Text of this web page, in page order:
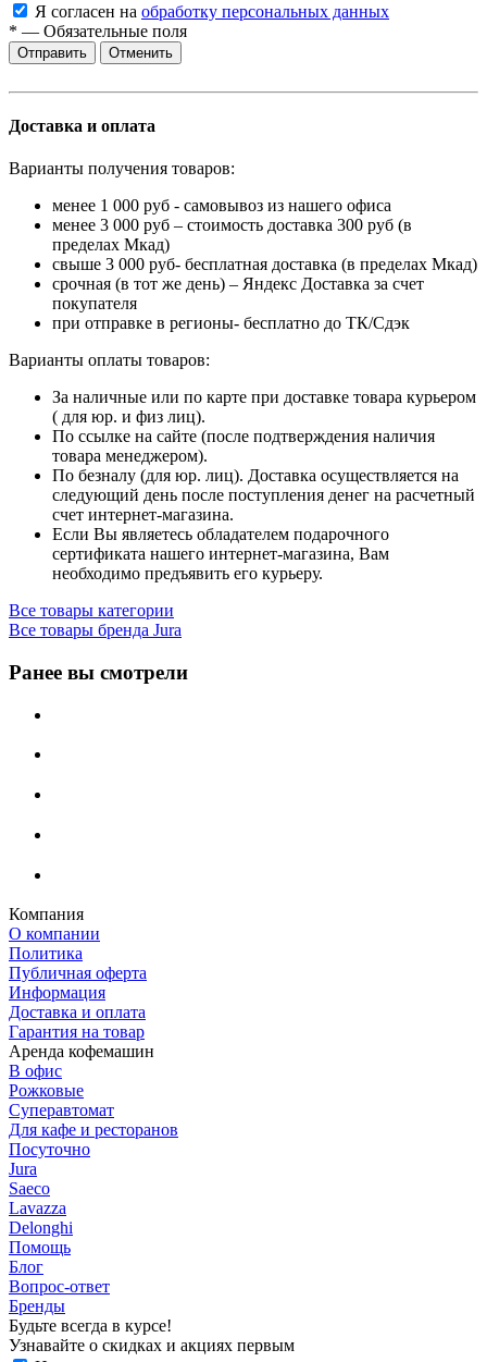
Я согласен на обработку персональных данных
* — Обязательные поля
Отменить
Доставка и оплата
Варианты получения товаров:
менее 1 000 руб - самовывоз из нашего офиса
менее 3 000 руб – стоимость доставка 300 руб (в
пределах Мкад)
свыше 3 000 руб- бесплатная доставка (в пределах Мкад)
срочная (в тот же день) – Яндекс Доставка за счет
покупателя
при отправке в регионы- бесплатно до ТК/Сдэк
Варианты оплаты товаров:
За наличные или по карте при доставке товара курьером
( для юр. и физ лиц).
По ссылке на сайте (после подтверждения наличия
товара менеджером).
По безналу (для юр. лиц). Доставка осуществляется на
следующий день после поступления денег на расчетный
счет интернет-магазина.
Если Вы являетесь обладателем подарочного
сертификата нашего интернет-магазина, Вам
необходимо предъявить его курьеру.
Все товары категории
Все товары бренда Jura
Ранее вы смотрели
Компания
О компании
Политика
Публичная оферта
Информация
Доставка и оплата
Гарантия на товар
Аренда кофемашин
В офис
Рожковые
Суперавтомат
Для кафе и ресторанов
Посуточно
Jura
Saeco
Lavazza
Delonghi
Помощь
Блог
Вопрос-ответ
Бренды
Будьте всегда в курсе!
Узнавайте о скидках и акциях первым